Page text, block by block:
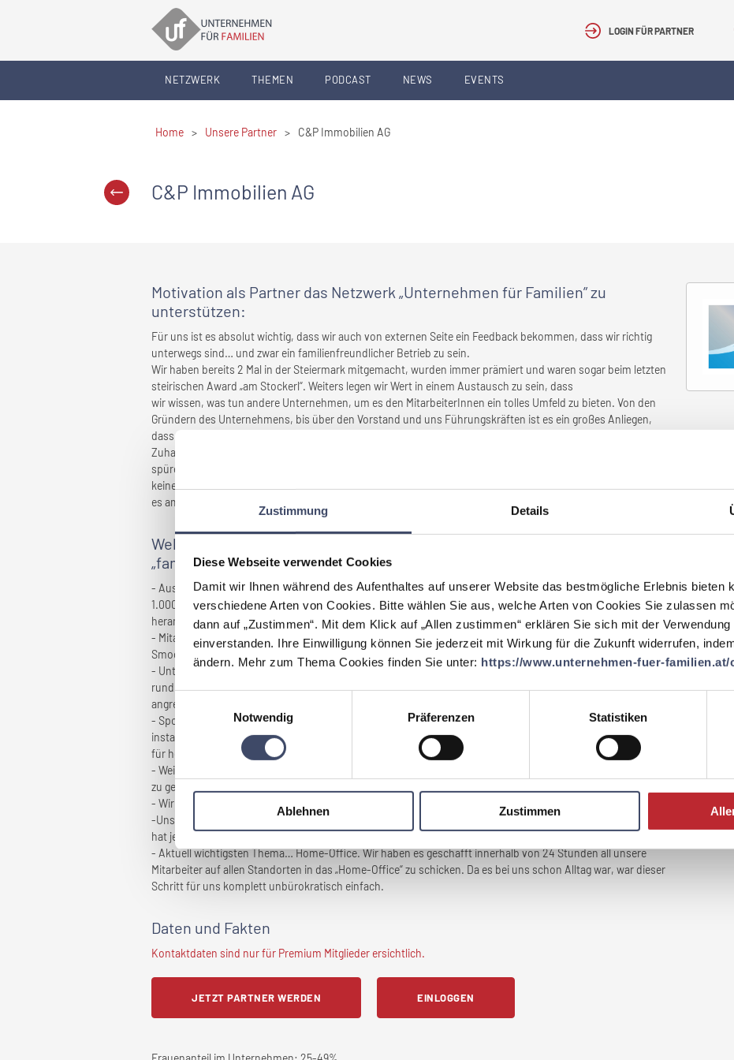
Zustimmung Details
Diese Webseite verwendet Cookies
Damit wir Ihnen während des Aufenthaltes auf unserer Website das bestmögliche Erlebnis bieten
verschiedene Arten von Cookies. Bitte wählen Sie aus, welche Arten von Cookies Sie zulassen
dann auf „Zustimmen“. Mit dem Klick auf „Allen zustimmen“ erklären Sie sich mit der
einverstanden. Ihre Einwilligung können Sie jederzeit mit Wirkung für die Zukunft widerrufen,
ändern. Mehr zum Thema Cookies finden Sie unter: https://www.unternehmen-fuer-
Notwendig
Präferenzen Statistiken
Ablehnen Zustimmen
LOGIN FÜR PARTNER
NETZWERK THEMEN PODCAST NEWS EVENTS
Home > Unsere Partner > C&P Immobilien AG
C&P Immobilien AG
Motivation als Partner das Netzwerk „Unternehmen für Familien” zu
unterstützen:
Für uns ist es absolut wichtig, dass wir auch von externen Seite ein Feedback bekommen, dass wir richtig
unterwegs sind… und zwar ein familienfreundlicher Betrieb zu sein.
Wir haben bereits 2 Mal in der Steiermark mitgemacht, wurden immer prämiert und waren sogar beim letzten
steirischen Award „am Stockerl“. Weiters legen wir Wert in einem Austausch zu sein, dass
wir wissen, was tun andere Unternehmen, um es den MitarbeiterInnen ein tolles Umfeld zu bieten. Von den
Gründern des Unternehmens, bis über den Vorstand und uns Führungskräften ist es ein großes Anliegen,
dass sich jeder MitarbeiterIn sich wohl fühlt… immerhin verbringt man sehr viel Zeit im Büro… es soll ein 2tes
Zuhause sein. Unser gesamter Vorstand lebt das familienbewusste Arbeitsleben seit Jahren vor – und das
spüren unsere Mitarbeiter. Ich zitiere unseren Vorstand zum Thema „Papamonat“ nur allzu gerne… „Wenn ich
keine Zeit für und mit meinen Kindern habe, für was habe ich sonst Kinder bekommen“ – ich glaub, das trifft
es am Besten zu unserem familienbewussten Arbeitsleben.
Welche Maßnahmen wurden gesetzt, die
„familienfreundlich” gemacht haben?
- Ausbildungsbudget – jeder MitarbeiterIn bekommt jährlich ein frei verfügbares Ausbildungsbudget von €
1.000,--. Dieses kann frei genutzt werden, oder auch für größere zukünftige Ausbildungsthemen
herangezogen werden.
- Mitarbeiterverpflegung in den Offices: Bei uns stehen Kaffee, Getränke und Obst frei zur Verfügung.
Smoothie-Aufbereitungsgeräte usw. wurden an allen Standorten installiert.
- Unterstützung bei Kinderbetreuung – beispielsweise haben wir in unserem Stadtentwicklungsprojekt mit
rund 800 Wohnungen und einigen Gewerbeflächen auch einen Kindergarten installiert, dh. da das an unser
angrenzendes Head Office ist, können unsere MitarbeiterInnen ihre Kinder bevorzugt unterbringen.
- Sportangebote vor Ort – in jedem unserer Offices (Graz, Wien und Berlin) wurde ein Personal Trainer
installiert, der wöchentlich ein Programm absolviert. Weiters sind Schwerpunkte im Bereich Ernährung, usw.
für heuer geplant.
- Weiters bieten wir unseren Mitarbeiters quer übers Jahr Incentive-Maßnahmen an, dh. von Festen bis hin
zu gestützten Schiausflügen oder Konzerten.
- Wir bieten unseren Mitarbeitern komplett flexible Arbeitszeiten – dies ist uns ungemein wichtig.
-Unseren MitarbeiterInnen stehen an jedem Standort (und die sind sehr zentral) Parkplätze zur Verfügung –
hat jemand kein Auto, bekommt er das öffentliche Verkehrsticket bezahlt.
- Aktuell wichtigsten Thema… Home-Office. Wir haben es geschafft innerhalb von 24 Stunden all unsere
Mitarbeiter auf allen Standorten in das „Home-Office“ zu schicken. Da es bei uns schon Alltag war, war dieser
Schritt für uns komplett unbürokratisch einfach.
Daten und Fakten
Kontaktdaten sind nur für Premium Mitglieder ersichtlich.
JETZT PARTNER WERDEN EINLOGGEN